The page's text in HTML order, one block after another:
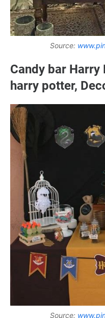
Source:
Candy bar Harry
harry potter,
Source: